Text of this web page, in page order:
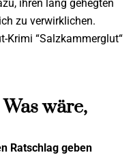
ihren lang gehegten
zu verwirklichen.
Krimi “Salzkammerglut“
wäre,
Ratschlag geben